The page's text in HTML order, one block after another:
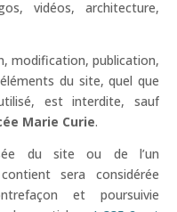
vidéos, architecture,
modification, publication,
du site, quel que
est interdite, sauf
Marie Curie.
du site ou de l’un
sera considérée
et poursuivie